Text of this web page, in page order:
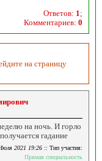
Ответов: 1 ;
Комментариев: 0
на страницу
на ночь. И горло
гадание
2021 19:26 :: Тип участия:
Прямая специальность